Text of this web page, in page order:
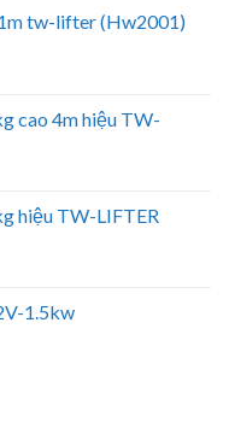
tw-lifter (Hw2001)
cao 4m hiệu TW-
hiệu TW-LIFTER
1.5kw